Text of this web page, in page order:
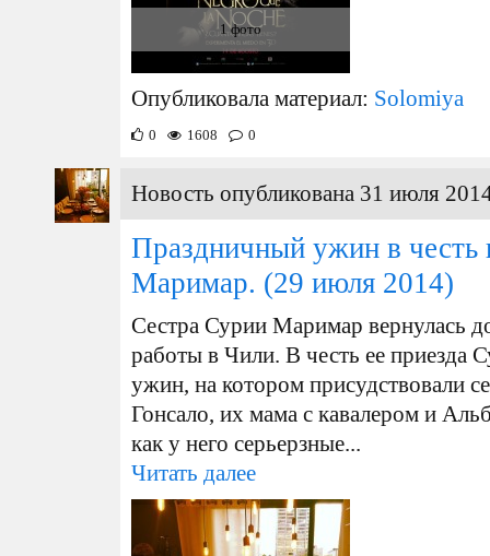
1 фото
Опубликовала материал: Solomiya
0 1608 0
Новость опубликована 31 июля
Праздничный ужин в честь
Маримар. (29 июля 2014)
Сестра Сурии Маримар вернулась
работы в Чили. В честь ее приезда
ужин, на котором присудствовали
Гонсало, их мама с кавалером и
как у него серьерзные...
Читать далее